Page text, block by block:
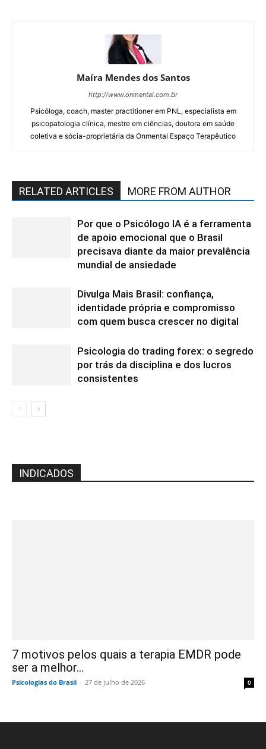
Maíra Mendes dos Santos
http://www.onmental.com.br
Psicóloga, coach, master practitioner em PNL, especialista em
psicopatologia clínica, mestre em ciências, doutora em saúde
coletiva e sócia-proprietária da Onmental Espaço Terapêutico
RELATED ARTICLES MORE FROM AUTHOR
Por que o Psicólogo IA é a ferramenta
de apoio emocional que o Brasil
precisava diante da maior prevalência
mundial de ansiedade
Divulga Mais Brasil: confiança,
identidade própria e compromisso
com quem busca crescer no digital
Psicologia do trading forex: o segredo
por trás da disciplina e dos lucros
consistentes
INDICADOS
7 motivos pelos quais a terapia EMDR pode
ser a melhor...
Psicologias do Brasil - 27 de julho de 2026 0